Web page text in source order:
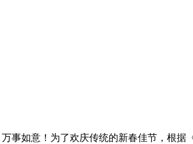
事如意！为了欢庆传统的新春佳节，根据